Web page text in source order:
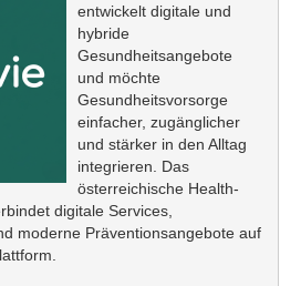
entwickelt digitale und
hybride
Gesundheitsangebote
und möchte
Gesundheitsvorsorge
einfacher, zugänglicher
und stärker in den Alltag
integrieren. Das
österreichische Health-
digitale Services,
moderne Präventionsangebote auf